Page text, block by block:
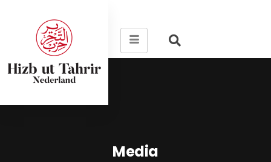
Media